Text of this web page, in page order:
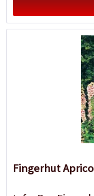
Fingerhut